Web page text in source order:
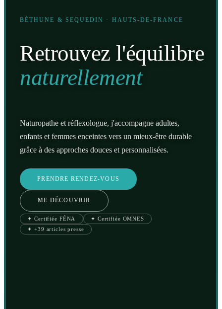
BÉTHUNE & SEQUEDIN · HAUTS-DE-FRANCE
Retrouvez l'équilibre
naturellement
Naturopathe et réflexologue, j'accompagne adultes,
enfants et femmes enceintes vers un mieux-être durable
grâce à des approches douces et personnalisées.
PRENDRE RENDEZ-VOUS
ME DÉCOUVRIR
✦ Certifiée FÉNA
✦ Certifiée OMNES
✦ +39 articles presse